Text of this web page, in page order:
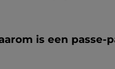
is een